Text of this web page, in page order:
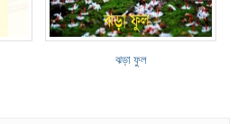
ঝড়া ফুল